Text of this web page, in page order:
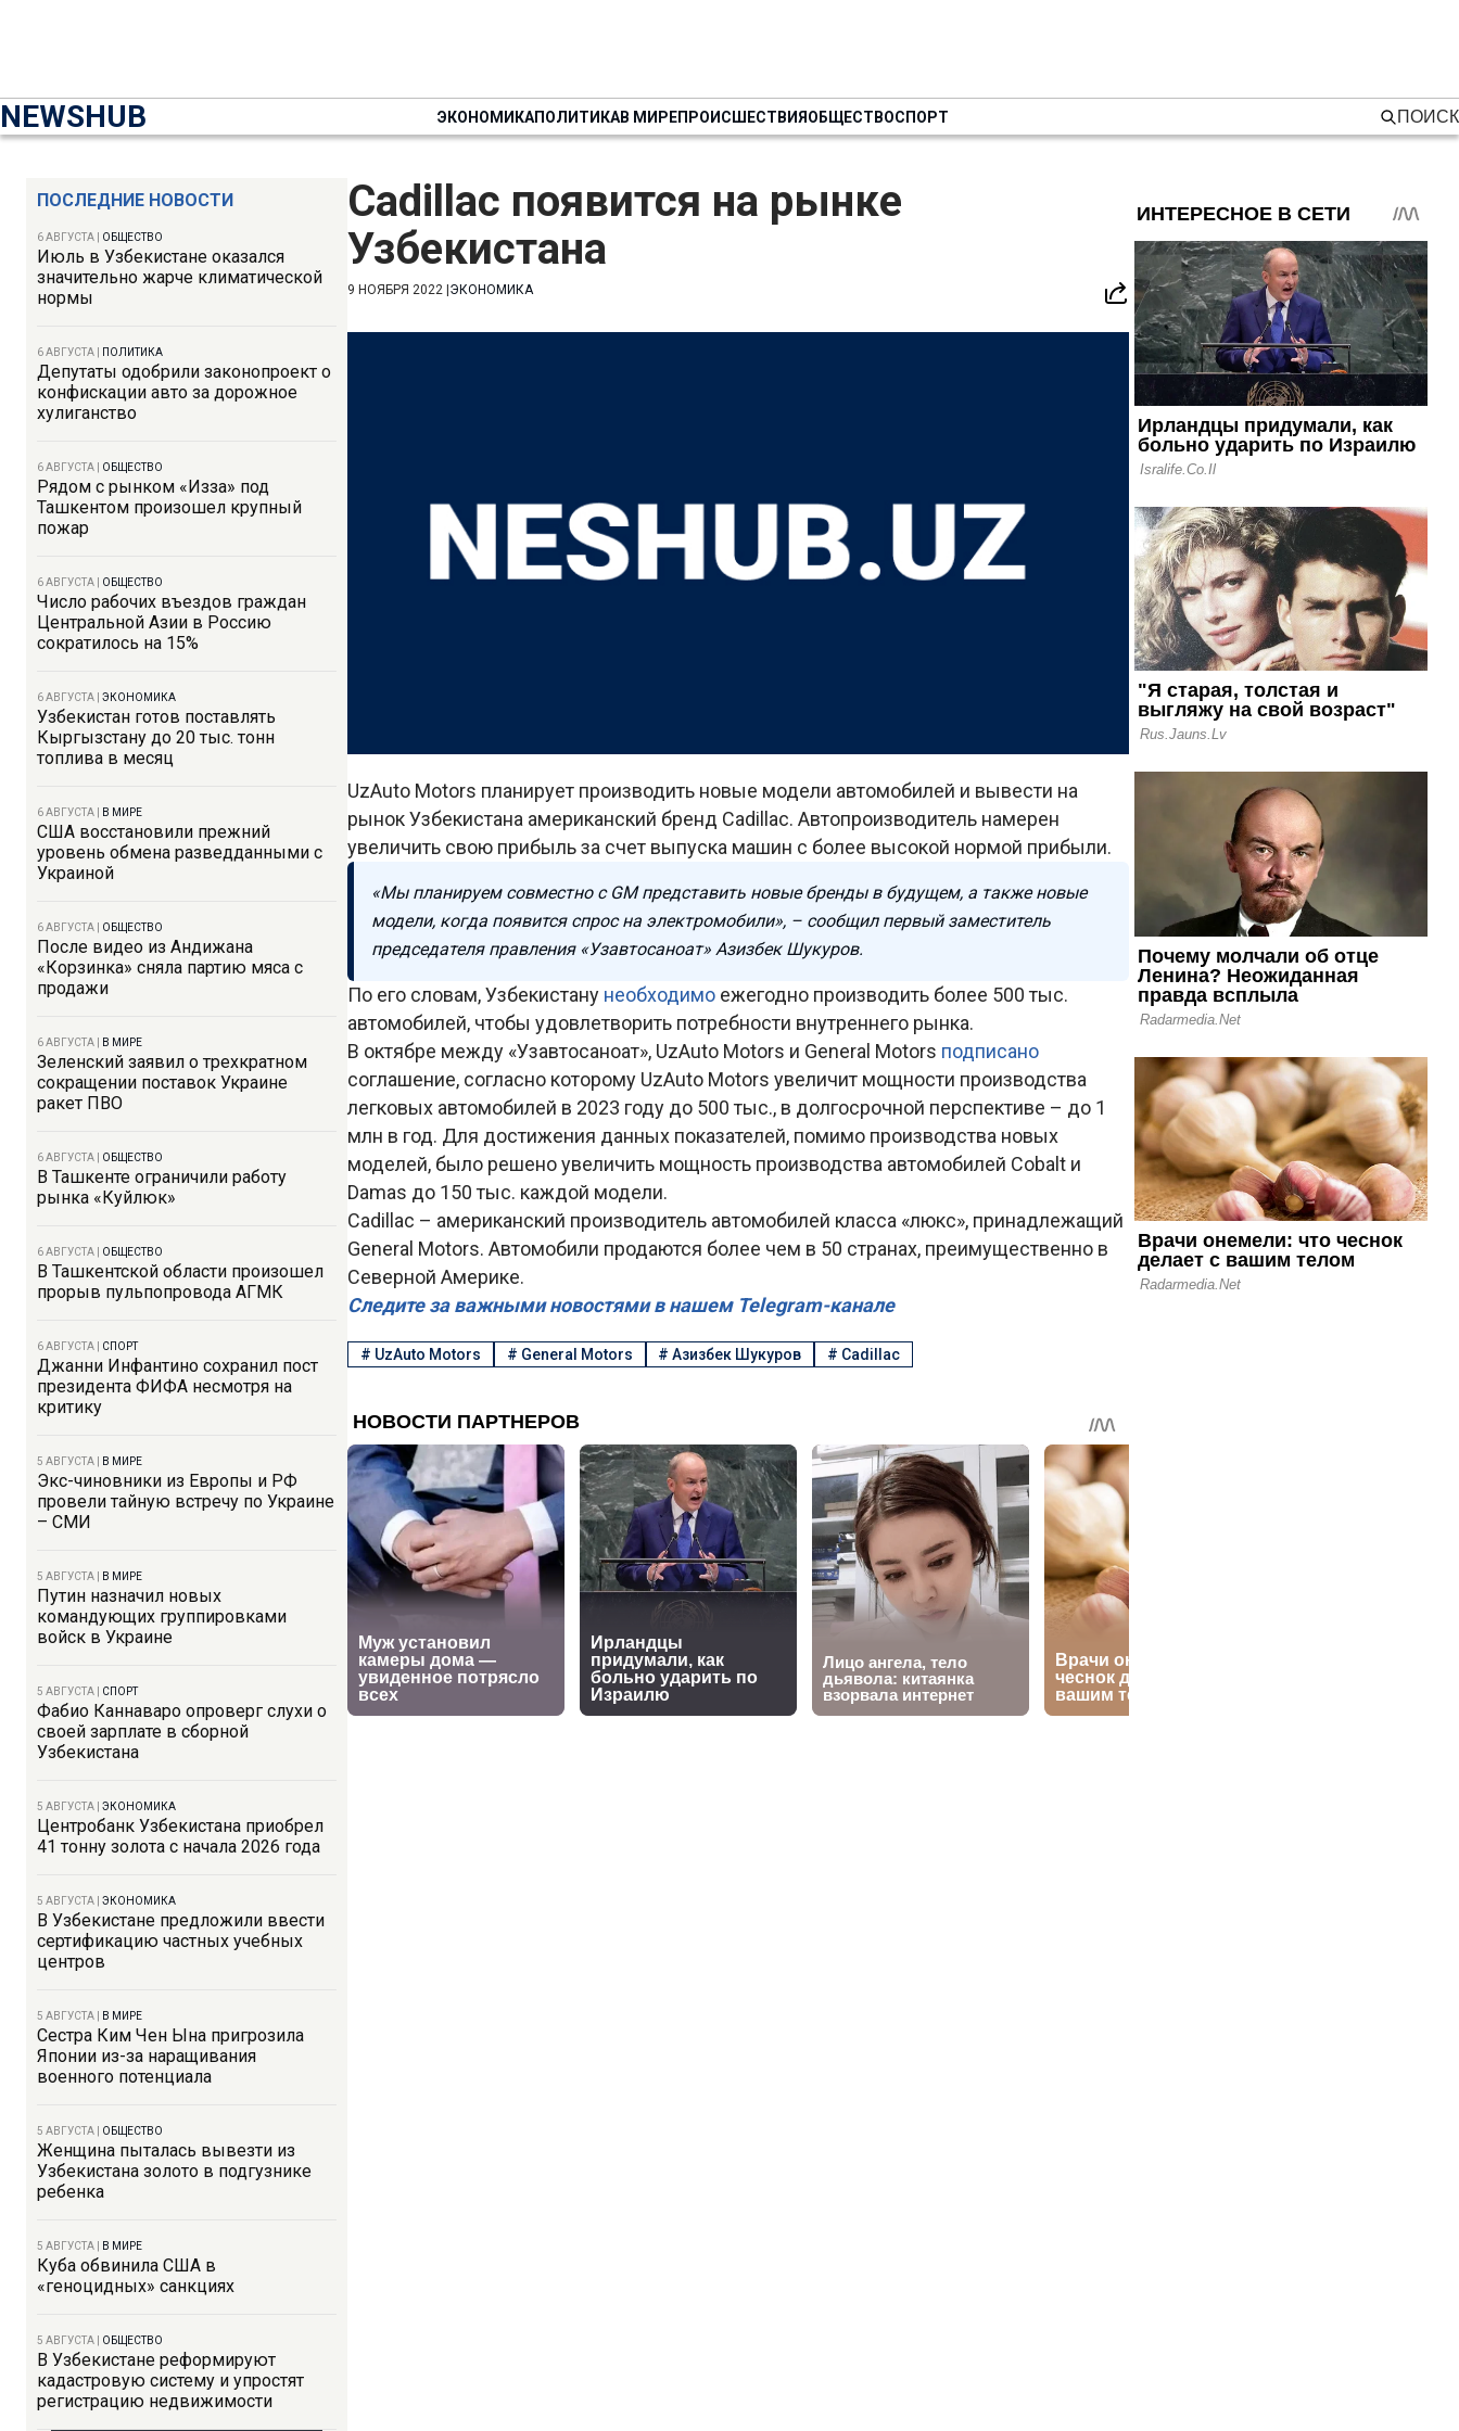
NEWSHUB ЭКОНОМИКАПОЛИТИКАВ МИРЕПРОИСШЕСТВИЯОБЩЕСТВОСПОРТ ПОИСК
ПОСЛЕДНИЕ НОВОСТИ
6 АВГУСТА ОБЩЕСТВО
Июль в Узбекистане оказался
значительно жарче климатической
нормы
6 АВГУСТА ПОЛИТИКА
Депутаты одобрили законопроект о
конфискации авто за дорожное
хулиганство
6 АВГУСТА ОБЩЕСТВО
Рядом с рынком «Изза» под
Ташкентом произошел крупный
пожар
6 АВГУСТА ОБЩЕСТВО
Число рабочих въездов граждан
Центральной Азии в Россию
сократилось на 15%
6 АВГУСТА ЭКОНОМИКА
Узбекистан готов поставлять
Кыргызстану до 20 тыс. тонн
топлива в месяц
6 АВГУСТА В МИРЕ
США восстановили прежний
уровень обмена разведданными с
Украиной
6 АВГУСТА ОБЩЕСТВО
После видео из Андижана
«Корзинка» сняла партию мяса с
продажи
6 АВГУСТА В МИРЕ
Зеленский заявил о трехкратном
сокращении поставок Украине
ракет ПВО
6 АВГУСТА ОБЩЕСТВО
В Ташкенте ограничили работу
рынка «Куйлюк»
6 АВГУСТА ОБЩЕСТВО
В Ташкентской области произошел
прорыв пульпопровода АГМК
6 АВГУСТА СПОРТ
Джанни Инфантино сохранил пост
президента ФИФА несмотря на
критику
5 АВГУСТА В МИРЕ
Экс-чиновники из Европы и РФ
провели тайную встречу по Украине
– СМИ
5 АВГУСТА В МИРЕ
Путин назначил новых
командующих группировками
войск в Украине
5 АВГУСТА СПОРТ
Фабио Каннаваро опроверг слухи о
своей зарплате в сборной
Узбекистана
5 АВГУСТА ЭКОНОМИКА
Центробанк Узбекистана приобрел
41 тонну золота с начала 2026 года
5 АВГУСТА ЭКОНОМИКА
В Узбекистане предложили ввести
сертификацию частных учебных
центров
5 АВГУСТА В МИРЕ
Сестра Ким Чен Ына пригрозила
Японии из-за наращивания
военного потенциала
5 АВГУСТА ОБЩЕСТВО
Женщина пыталась вывезти из
Узбекистана золото в подгузнике
ребенка
5 АВГУСТА В МИРЕ
Куба обвинила США в
«геноцидных» санкциях
5 АВГУСТА ОБЩЕСТВО
В Узбекистане реформируют
кадастровую систему и упростят
регистрацию недвижимости
Cadillac появится на рынке
Узбекистана
9 НОЯБРЯ 2022 ЭКОНОМИКА
UzAuto Motors планирует производить новые модели автомобилей и вывести на
рынок Узбекистана американский бренд Cadillac. Автопроизводитель намерен
увеличить свою прибыль за счет выпуска машин с более высокой нормой прибыли.
«Мы планируем совместно с GM представить новые бренды в будущем, а также новые
модели, когда появится спрос на электромобили», – сообщил первый заместитель
председателя правления «Узавтосаноат» Азизбек Шукуров.
По его словам, Узбекистану необходимо ежегодно производить более 500 тыс.
автомобилей, чтобы удовлетворить потребности внутреннего рынка.
В октябре между «Узавтосаноат», UzAuto Motors и General Motors подписано
соглашение, согласно которому UzAuto Motors увеличит мощности производства
легковых автомобилей в 2023 году до 500 тыс., в долгосрочной перспективе – до 1
млн в год. Для достижения данных показателей, помимо производства новых
моделей, было решено увеличить мощность производства автомобилей Cobalt и
Damas до 150 тыс. каждой модели.
Cadillac – американский производитель автомобилей класса «люкс», принадлежащий
General Motors. Автомобили продаются более чем в 50 странах, преимущественно в
Северной Америке.
Следите за важными новостями в нашем Telegram-канале
# UzAuto Motors # General Motors #Азизбек Шукуров # Cadillac